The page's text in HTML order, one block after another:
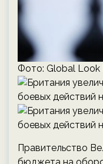
Фото: Global Look
Правительство
бюджета на